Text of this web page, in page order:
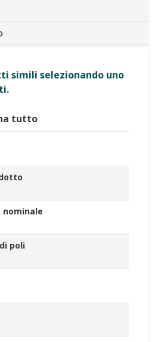
simili selezionando uno
tutto
nominale
poli